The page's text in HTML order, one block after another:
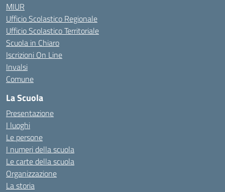
MIUR
Ufficio Scolastico Regionale
Ufficio Scolastico Territoriale
Scuola in Chiaro
Iscrizioni On Line
Invalsi
Comune
La Scuola
Presentazione
I luoghi
Le persone
I numeri della scuola
Le carte della scuola
Organizzazione
La storia